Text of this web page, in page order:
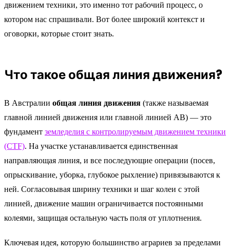
движением техники, это именно тот рабочий процесс, о
котором нас спрашивали. Вот более широкий контекст и
оговорки, которые стоит знать.
Что такое общая линия движения?
В Австралии общая линия движения (также называемая
главной линией движения или главной линией AB) — это
фундамент земледелия с контролируемым движением техники
(CTF). На участке устанавливается единственная
направляющая линия, и все последующие операции (посев,
опрыскивание, уборка, глубокое рыхление) привязываются к
ней. Согласовывая ширину техники и шаг колеи с этой
линией, движение машин ограничивается постоянными
колеями, защищая остальную часть поля от уплотнения.
Ключевая идея, которую большинство аграриев за пределами